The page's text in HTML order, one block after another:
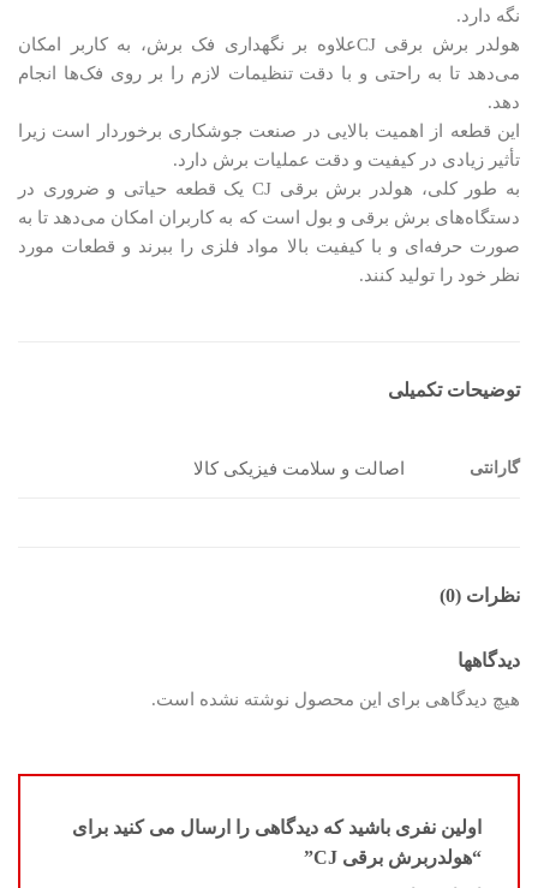
نگه دارد.
هولدر برش برقی CJعلاوه بر نگهداری فک برش، به کاربر امکان
می‌دهد تا به راحتی و با دقت تنظیمات لازم را بر روی فک‌ها انجام
دهد.
این قطعه از اهمیت بالایی در صنعت جوشکاری برخوردار است زیرا
تأثیر زیادی در کیفیت و دقت عملیات برش دارد.
به طور کلی، هولدر برش برقی CJ یک قطعه حیاتی و ضروری در
دستگاه‌های برش برقی و بول است که به کاربران امکان می‌دهد تا به
صورت حرفه‌ای و با کیفیت بالا مواد فلزی را ببرند و قطعات مورد
نظر خود را تولید کنند.
توضیحات تکمیلی
گارانتی اصالت و سلامت فیزیکی کالا
نظرات (0)
دیدگاهها
هیچ دیدگاهی برای این محصول نوشته نشده است.
اولین نفری باشید که دیدگاهی را ارسال می کنید برای
“هولدربرش برقی CJ”